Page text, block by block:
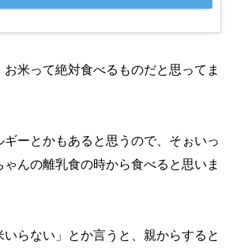
お米って絶対食べるものだと思ってま
ギーとかもあると思うので、そぉいっ
んの離乳食の時から食べると思いま
らない」とか言うと、親からすると